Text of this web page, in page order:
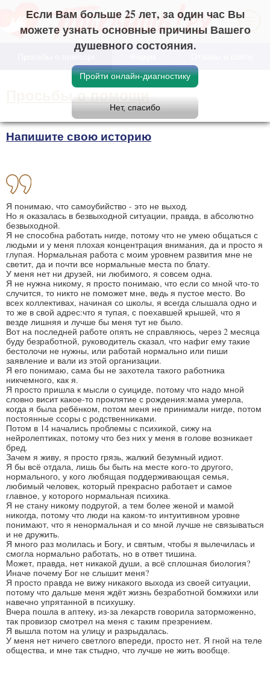
Если Вам больше 25 лет, за один час Вы
можете узнать основные причины Вашего
душевного состояния.
Просьбы о помощи
Напишите свою историю
Я понимаю, что самоубийство - это не выход.
Но я оказалась в безвыходной ситуации, правда, в абсолютно
безвыходной.
Я не способна работать нигде, потому что не умею общаться с
людьми и у меня плохая концентрация внимания, да и просто я
глупая. Нормальная работа с моим уровнем развития мне не
светит, да и почти все нормальные места по блату.
У меня нет ни друзей, ни любимого, я совсем одна.
Я не нужна никому, я просто понимаю, что если со мной что-то
случится, то никто не поможет мне, ведь я пустое место. Во
всех коллективах, начиная со школы, я всегда слышала одно и
то же в свой адрес:что я тупая, с поехавшей крышей, что я
везде лишняя и лучше бы меня тут не было.
Вот на последней работе опять не справляюсь, через 2 месяца
буду безработной, руководитель сказал, что нафиг ему такие
бестолочи не нужны, или работай нормально или пиши
заявление и вали из этой организации.
Я его понимаю, сама бы не захотела такого работника
никчемного, как я.
Я просто пришла к мысли о суициде, потому что надо мной
словно висит какое-то проклятие с рождения:мама умерла,
когда я была ребёнком, потом меня не принимали нигде, потом
постоянные ссоры с родственниками.
Потом в 14 начались проблемы с психикой, сижу на
нейролептиках, потому что без них у меня в голове возникает
бред.
Зачем я живу, я просто грязь, жалкий безумный идиот.
Я бы всё отдала, лишь бы быть на месте кого-то другого,
нормального, у кого любящая поддерживающая семья,
любимый человек, который прекрасно работает и самое
главное, у которого нормальная психика.
Я не стану никому подругой, а тем более женой и мамой
никогда, потому что люди на каком-то интуитивном уровне
понимают, что я ненормальная и со мной лучше не связываться
и не дружить.
Я много раз молилась и Богу, и святым, чтобы я вылечилась и
смогла нормально работать, но в ответ тишина.
Может, правда, нет никакой души, а всё сплошная биология?
Иначе почему Бог не слышит меня?
Я просто правда не вижу никакого выхода из своей ситуации,
потому что дальше меня ждёт жизнь безработной бомжихи или
навечно упрятанной в психушку.
Вчера пошла в аптеку, из-за лекарств говорила заторможенно,
так провизор смотрел на меня с таким презрением.
Я вышла потом на улицу и разрыдалась.
У меня нет ничего светлого впереди, просто нет. Я гной на теле
общества, и мне так стыдно, что лучше не жить вообще.